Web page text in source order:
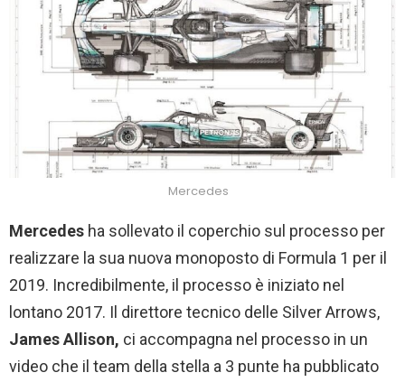
Mercedes
Mercedes ha sollevato il coperchio sul processo per
realizzare la sua nuova monoposto di Formula 1 per il
2019. Incredibilmente, il processo è iniziato nel
lontano 2017. Il direttore tecnico delle Silver Arrows,
James Allison, ci accompagna nel processo in un
video che il team della stella a 3 punte ha pubblicato